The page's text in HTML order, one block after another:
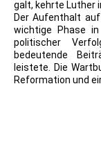
galt, kehrte Luther
Der Aufenthalt
wichtige Phase
politischer
bedeutende
leistete. Die
Reformation und